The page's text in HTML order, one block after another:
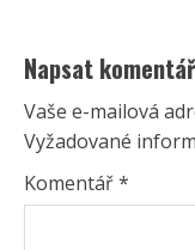
Napsat komentář
Vaše e-mailová
Vyžadované
Komentář*